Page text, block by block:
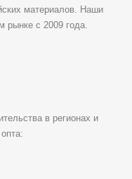
материалов. Наши
рынке с 2009 года.
в регионах и